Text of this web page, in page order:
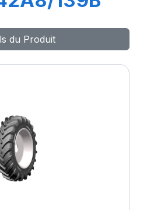
du Produit